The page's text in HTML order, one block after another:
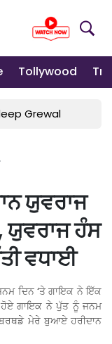
Tollywood
Grewal
ਯੁਵਰਾਜ
ਯੁਵਰਾਜ ਹੰਸ
ਵਧਾਈ
ਦਿਨ ‘ਤੇ ਗਾਇਕ ਨੇ ਇੱਕ
ਹੋਏ ਗਾਇਕ ਨੇ ਪੁੱਤ ਨੂੰ ਜਨਮ
ਬਰਥਡੇ ਮੇਰੇ ਬੁਆਏ ਹਰੀਦਾਨ